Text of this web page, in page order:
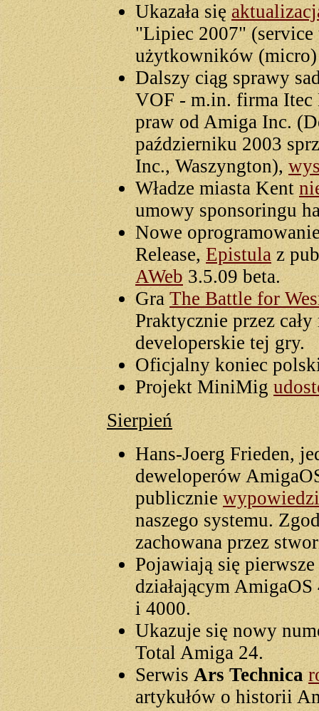
Ukazała się
"Lipiec 2007" (service
użytkowników
Dalszy ciąg sprawy
VOF - m.in. firma Itec
praw od Amiga Inc.
październiku 2003
Inc., Waszyngton),
Władze miasta Kent
umowy sponsoringu
Nowe
Release, Epistulaz
AWeb 3.5.09 beta.
Gra The Battle for
Praktycznie przez
developerskie tej gry.
Oficjalny koniec
Projekt MiniMig
Sierpień
Hans-Joerg Frieden,
deweloperów
publicznie
naszego systemu.
zachowana przez
Pojawiają się
działającym
i 4000.
Ukazuje się nowy
Total Amiga 24.
SerwisArs Technica
artykułów o historii